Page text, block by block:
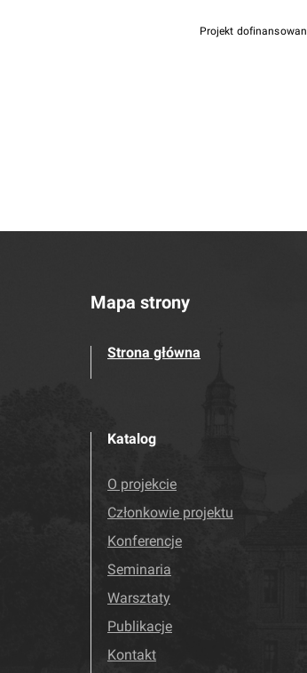
Projekt
Mapa strony
Strona główna
Katalog
O projekcie
Członkowie projektu
Konferencje
Seminaria
Warsztaty
Publikacje
Kontakt